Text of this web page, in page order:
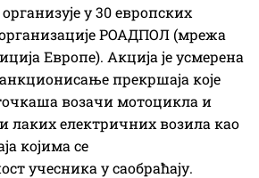
организује у 30 европских
РОАДПОЛ (мрежа
Европе). Акција је усмерена
прекршаја које
возачи мотоцикла и
лаких електричних возила као
којима се
учесника у саобраћају.